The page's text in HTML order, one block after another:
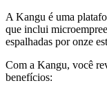
A Kangu é uma
que inclui
espalhadas por onze
Com a Kangu, você
benefícios: